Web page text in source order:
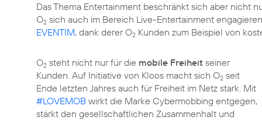
Das Thema Entertainment beschränkt sich aber nicht
O2 sich auch im Bereich Live-Entertainment
EVENTIM, dank derer O2 Kunden zum Beispiel von
O2 steht nicht nur für die mobile Freiheit seiner
Kunden. Auf Initiative von Kloos macht sich O2 seit
Ende letzten Jahres auch für Freiheit im Netz stark. Mit
#LOVEMOB wirkt die Marke Cybermobbing entgegen,
stärkt den gesellschaftlichen Zusammenhalt und